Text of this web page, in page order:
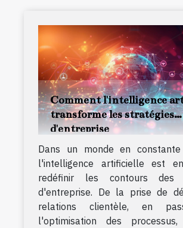
Comment l'intelligence
transforme les stratégies
d'entreprise
Dans un monde en constante
l'intelligence artificielle est
redéfinir les contours des
d'entreprise. De la prise de
relations clientèle, en
l'optimisation des